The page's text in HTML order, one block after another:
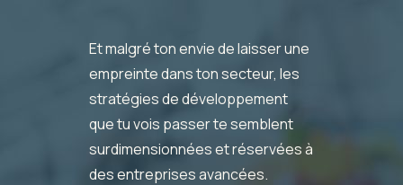
Et malgré ton envie de laisser une
empreinte dans ton secteur, les
stratégies de développement
que tu vois passer te semblent
surdimensionnées et réservées à
des entreprises avancées.